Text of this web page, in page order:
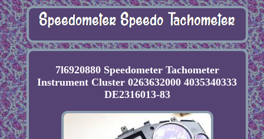
7l6920880 Speedometer Tachometer
Instrument Cluster 0263632000 4035340333
DE2316013-83